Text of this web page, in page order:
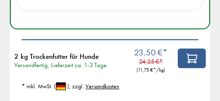
2 kg Trockenfutter für Hunde
Versandfertig, Lieferzeit ca. 1-3 Tage
23,50 €*
24,25 €*
(11,75 €*/kg)
* inkl. MwSt. ( ), zzgl. Versandkosten